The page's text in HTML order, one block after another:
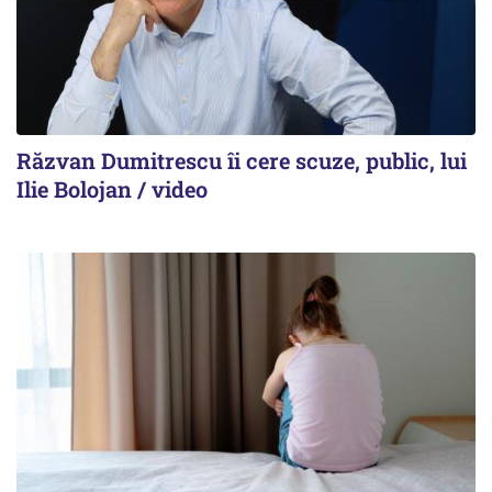
Răzvan Dumitrescu îi cere scuze, public, lui
Ilie Bolojan / video